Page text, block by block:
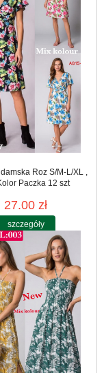
Roz S/M-L/XL ,
Paczka 12 szt
27.00 zł
szczegóły